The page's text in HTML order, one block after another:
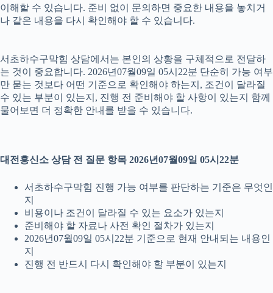
이해할 수 있습니다. 준비 없이 문의하면 중요한 내용을 놓치거
나 같은 내용을 다시 확인해야 할 수 있습니다.
서초하수구막힘 상담에서는 본인의 상황을 구체적으로 전달하
는 것이 중요합니다. 2026년07월09일 05시22분 단순히 가능 여부
만 묻는 것보다 어떤 기준으로 확인해야 하는지, 조건이 달라질
수 있는 부분이 있는지, 진행 전 준비해야 할 사항이 있는지 함께
물어보면 더 정확한 안내를 받을 수 있습니다.
대전흥신소 상담 전 질문 항목 2026년07월09일 05시22분
서초하수구막힘 진행 가능 여부를 판단하는 기준은 무엇인
지
비용이나 조건이 달라질 수 있는 요소가 있는지
준비해야 할 자료나 사전 확인 절차가 있는지
2026년07월09일 05시22분 기준으로 현재 안내되는 내용인
지
진행 전 반드시 다시 확인해야 할 부분이 있는지